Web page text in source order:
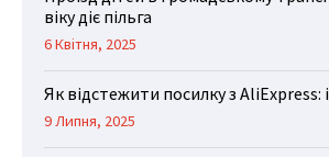
віку діє пільга
6 Квітня, 2025
Як відстежити посилку з AliExpress:
9 Липня, 2025